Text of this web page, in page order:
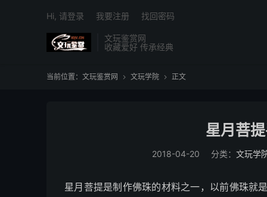
文玩鉴赏网
收藏爱好 传承经典
Hi, 请登录 我要注册 找回密码
当前位置： 文玩鉴赏网  文玩学院  正文
星月菩
2018-04-20 分类： 文玩学
星月菩提是制作佛珠的材料之一，以前佛珠就